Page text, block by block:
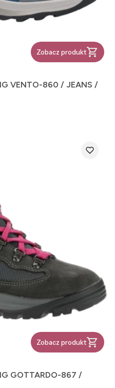
Zobacz produkt
VENTO-860 / JEANS /
Zobacz produkt
GOTTARDO-867 /